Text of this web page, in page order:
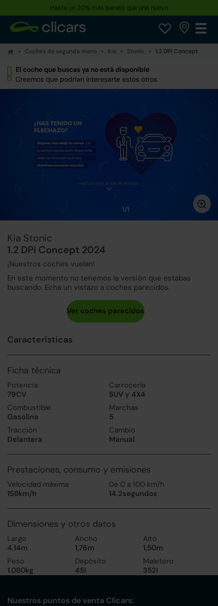
Hasta un 30% más barato que uno nuevo
Coches de segunda mano Kia Stonic 1.2 DPi Concept
El coche que buscas ya no está disponible
Creemos que podrían interesarte estos otros
1/1
Kia Stonic
1.2 DPi Concept 2024
¡Nuestros coches vuelan!
En este momento no tenemos la versión que estabas
buscando. Echa un vistazo a coches parecidos.
Características
Ficha técnica
Potencia
79CV
Carrocería
SUV y 4X4
Combustible
Gasolina
Marchas
5
Tracción
Delantera
Cambio
Manual
Prestaciones, consumo y emisiones
Velocidad máxima
158km/h
De 0 a 100 km/h
14.2segundos
Dimensiones y otros datos
Largo
4,14m
Ancho
1,76m
Alto
1,50m
Peso
1.080kg
Depósito
45l
Maletero
352l
Nuestros puntos de venta Clicars: